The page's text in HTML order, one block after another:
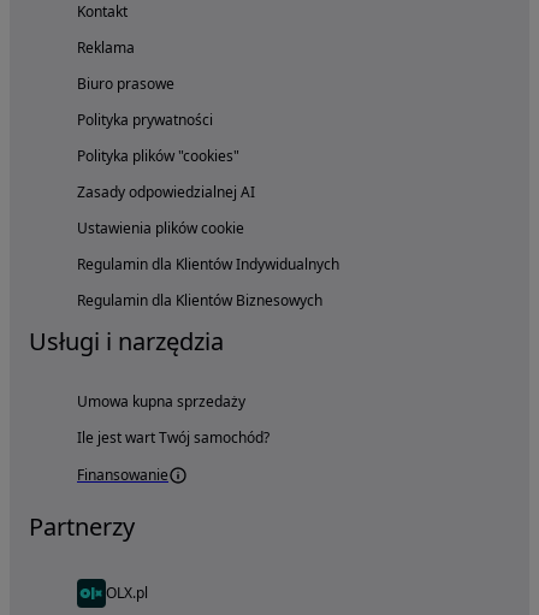
Kontakt
Reklama
Biuro prasowe
Polityka prywatności
Polityka plików "cookies"
Zasady odpowiedzialnej AI
Ustawienia plików cookie
Regulamin dla Klientów Indywidualnych
Regulamin dla Klientów Biznesowych
Usługi i narzędzia
Umowa kupna sprzedaży
Ile jest wart Twój samochód?
Finansowanie
Partnerzy
OLX.pl